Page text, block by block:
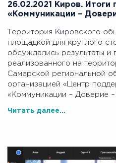
26.02.2021 Киров. Итоги
«Коммуникации –
Территория Кировского
площадкой для круглого
обсуждались результаты и
реализованного на
Самарской региональной
организацией «Центр
«Коммуникации – Доверие
Читать далее...